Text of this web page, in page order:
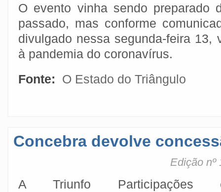
O evento vinha sendo preparado
passado, mas conforme
divulgado nessa segunda-feira 13,
à pandemia do coronavírus.
Fonte:
O Estado do Triângulo
Concebra devolve
Edição nº
A Triunfo Participações